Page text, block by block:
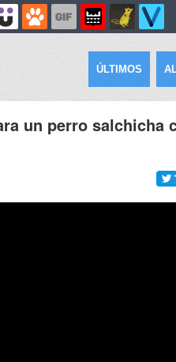
ÚLTIMOS
un perro salchicha